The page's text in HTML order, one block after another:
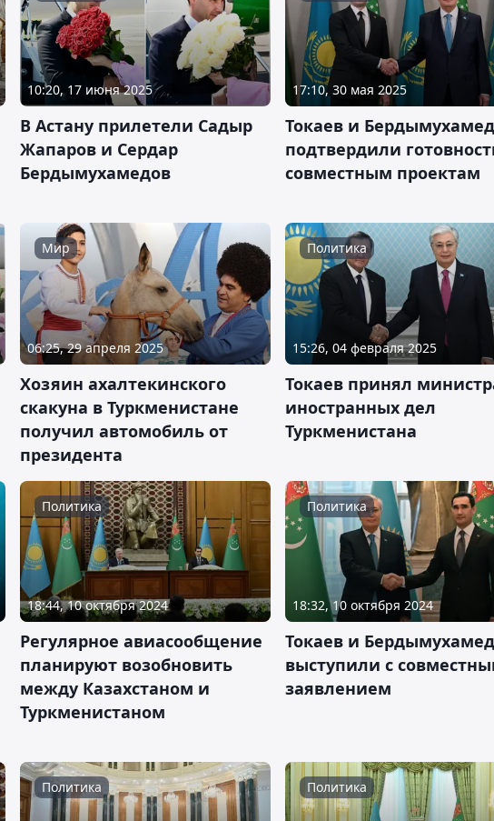
10:20, 17 июня 2025
В Астану прилетели Садыр
Жапаров и Сердар
Бердымухамедов
17:10, 30 мая 2025
Токаев и
подтвердили
совместным проектам
Мир
06:25, 29 апреля 2025
Хозяин ахалтекинского
скакуна в Туркменистане
получил автомобиль от
президента
Политика
15:26, 04 февраля 2025
Токаев принял
иностранных дел
Туркменистана
Политика
18:44, 10 октября 2024
Регулярное авиасообщение
планируют возобновить
между Казахстаном и
Туркменистаном
Политика
18:32, 10 октября 2024
Токаев и
выступили с
заявлением
Политика Политика